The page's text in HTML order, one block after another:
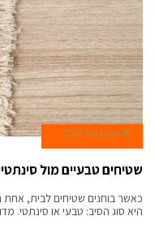
16 בפברואר 2026
שטיחים טבעיים מול
כאשר בוחנים שטיחים לבית,
היא סוג הסיב: טבעי או סינתטי.